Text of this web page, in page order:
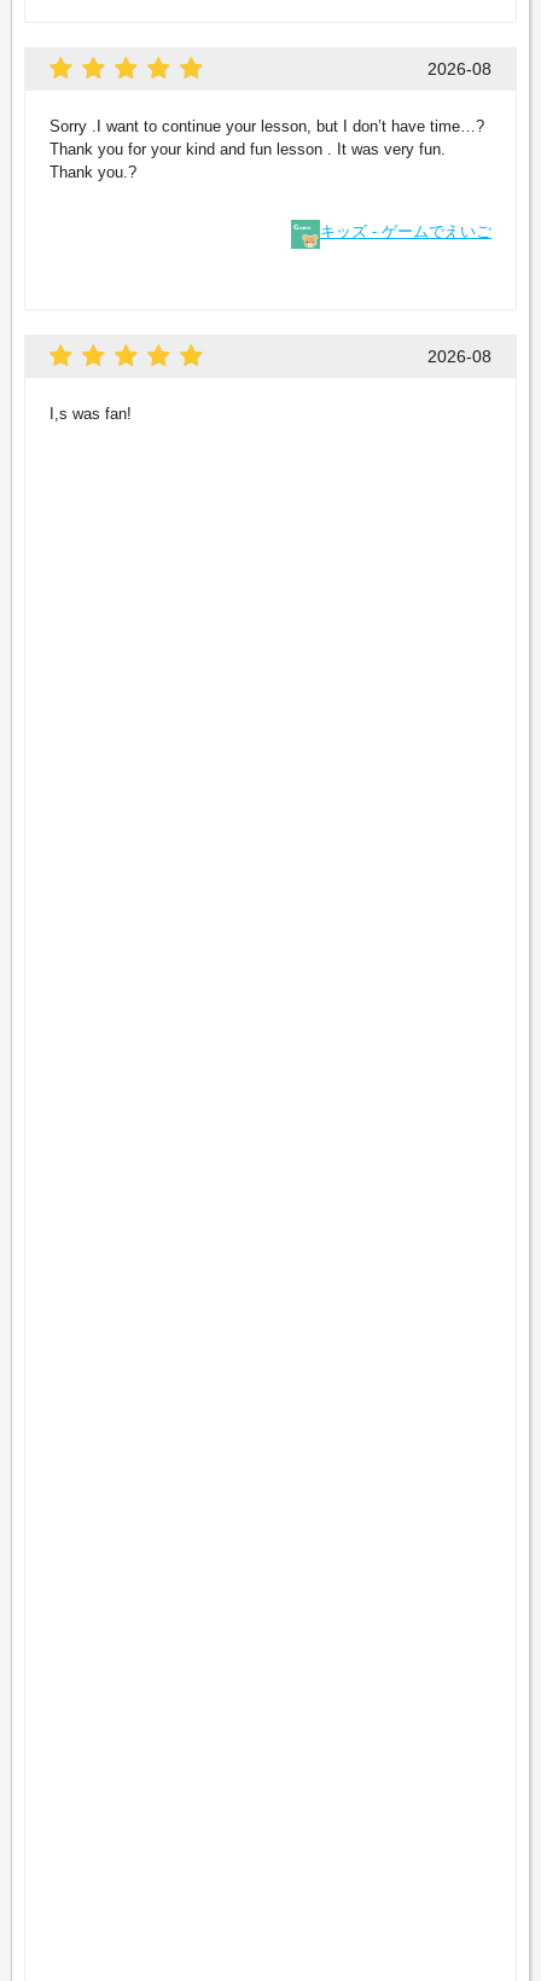
2026-08
Sorry .I want to continue your lesson, but I don’t have time…?
Thank you for your kind and fun lesson . It was very fun.
Thank you.?
キッズ - ゲームでえいご
2026-08
I,s was fan!